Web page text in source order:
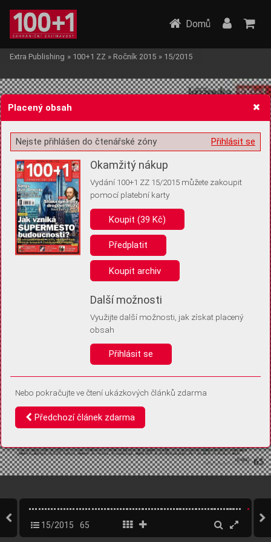
Žádost o souhlas s ukládáním volitelných informací
Pro základní fungování webu nepotřebujeme ukládat žádné informace
(tzv. cookies apod.). Rádi bychom vás ale požádali o souhlas s
uložením volitelných informací:
Anonymní unikátní ID
Díky němu příště poznáme, že se jedná o stejné zařízení, a
Identifikátor je zcela anonymní.
Vaše souhlasy a odmítnutí si ukládáme do vašeho zařízení, abychom se
vás už příště znovu neptali. Můžete je kdykoli později upravit ve Správě
Domů
Extra Publishing » 100+1 ZZ » Ročník 2015 » 15/2015
15/2015 65
Placený obsah
Přihlásit se
Nejste přihlášen do čtenářské zóny
Okamžitý nákup
Vydání 100+1 ZZ 15/2015 můžete zakoupit
pomocí platební karty
Koupit (39 Kč)
Předplatit
Koupit archiv
Další možnosti
Využijte další možnosti, jak získat placený
obsah
Přihlásit se
Nebo pokračujte ve čtení ukázkových článků zdarma
Předchozí článek zdarma